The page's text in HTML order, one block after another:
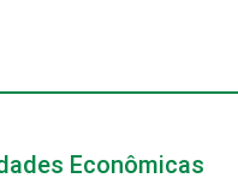
Econômicas